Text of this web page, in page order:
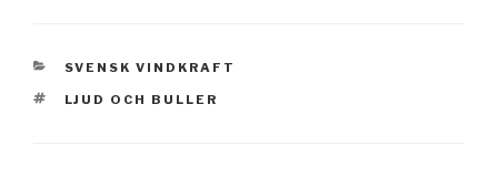
KATEGORIER
SVENSK VINDKRAFT
TAGGAR
LJUD OCH BULLER